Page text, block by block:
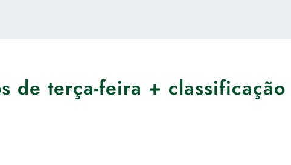
de terça-feira + classificação